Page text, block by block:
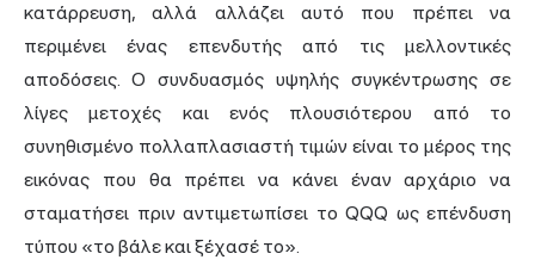
κατάρρευση, αλλά αλλάζει αυτό που πρέπει να
περιμένει ένας επενδυτής από τις μελλοντικές
αποδόσεις. Ο συνδυασμός υψηλής συγκέντρωσης σε
λίγες μετοχές και ενός πλουσιότερου από το
συνηθισμένο πολλαπλασιαστή τιμών είναι το μέρος της
εικόνας που θα πρέπει να κάνει έναν αρχάριο να
σταματήσει πριν αντιμετωπίσει το QQQ ως επένδυση
τύπου «το βάλε και ξέχασέ το».